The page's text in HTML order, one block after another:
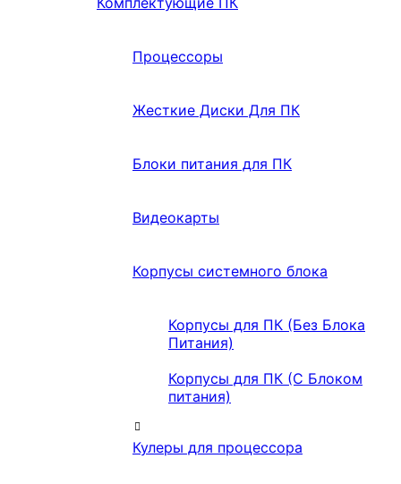
Процессоры
Жесткие Диски Для ПК
Блоки питания для ПК
Видеокарты
Корпусы системного блока
Корпусы для ПК (Без Блока
Питания)
Корпусы для ПК (С Блоком
питания)
Кулеры для процессора